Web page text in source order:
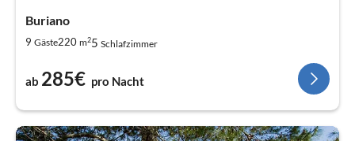
Buriano
9 Gäste220 m25 Schlafzimmer
ab 285€ pro Nacht